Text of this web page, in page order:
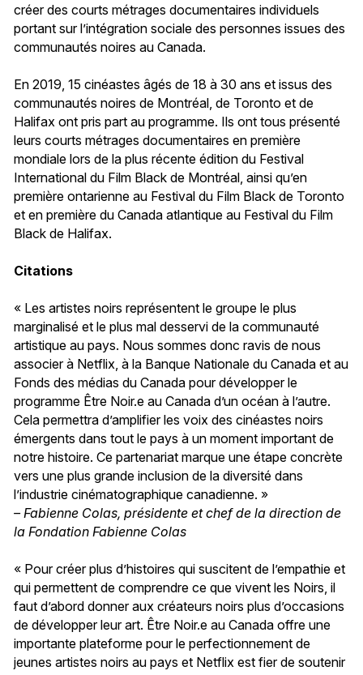
créer des courts métrages documentaires individuels
portant sur l’intégration sociale des personnes issues des
communautés noires au Canada.
En 2019, 15 cinéastes âgés de 18 à 30 ans et issus des
communautés noires de Montréal, de Toronto et de
Halifax ont pris part au programme. Ils ont tous présenté
leurs courts métrages documentaires en première
mondiale lors de la plus récente édition du Festival
International du Film Black de Montréal, ainsi qu’en
première ontarienne au Festival du Film Black de Toronto
et en première du Canada atlantique au Festival du Film
Black de Halifax.
Citations
« Les artistes noirs représentent le groupe le plus
marginalisé et le plus mal desservi de la communauté
artistique au pays. Nous sommes donc ravis de nous
associer à Netflix, à la Banque Nationale du Canada et au
Fonds des médias du Canada pour développer le
programme Être Noir.e au Canada d’un océan à l’autre.
Cela permettra d’amplifier les voix des cinéastes noirs
émergents dans tout le pays à un moment important de
notre histoire. Ce partenariat marque une étape concrète
vers une plus grande inclusion de la diversité dans
l’industrie cinématographique canadienne. »
– Fabienne Colas, présidente et chef de la direction de
la Fondation Fabienne Colas
« Pour créer plus d’histoires qui suscitent de l’empathie et
qui permettent de comprendre ce que vivent les Noirs, il
faut d’abord donner aux créateurs noirs plus d’occasions
de développer leur art. Être Noir.e au Canada offre une
importante plateforme pour le perfectionnement de
jeunes artistes noirs au pays et Netflix est fier de soutenir